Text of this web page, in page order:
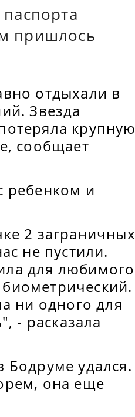
пришлось
отдыхали в
Звезда
крупную
сообщает
ребенком и
2 заграничных
не пустили.
для любимого
ни одного для
- расказала
удался.
она еще